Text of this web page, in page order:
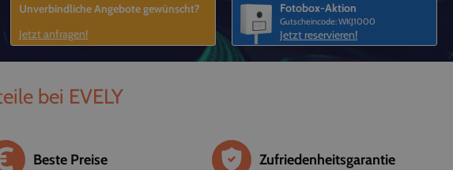
Fotobox-Aktion
Gutscheincode: WKJ1000
Jetzt reservieren!
Unverbindliche Angebote gewünscht?
Jetzt anfragen!
bei EVELY
Beste Preise Zufriedenheitsgarantie